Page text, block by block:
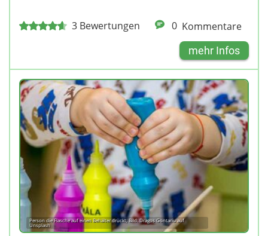
3 Bewertungen 0 Kommentare
mehr Infos
Person die Flasche auf einen Behälter drückt; Bild: Dragos Gontariu auf
Unsplash